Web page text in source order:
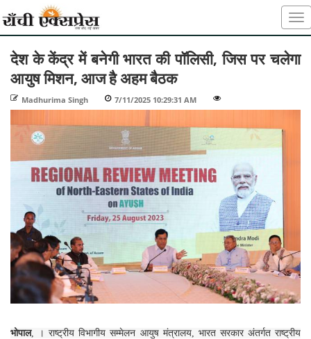
देश के केंद्र में बनेगी भारत की पॉलिसी, जिस पर चलेगा
आयुष मिशन, आज है अहम बैठक
Madhurima Singh 7/11/2025 10:29:31 AM
भोपाल, । राष्ट्रीय विभागीय सम्मेलन आयुष मंत्रालय, भारत सरकार अंतर्गत राष्ट्रीय